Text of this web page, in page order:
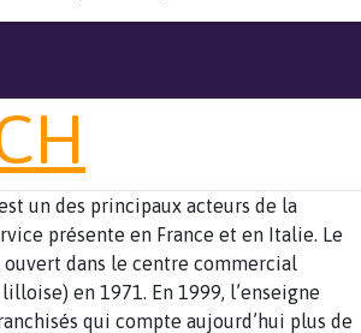
un des principaux acteurs de la
présente en France et en Italie. Le
dans le centre commercial
en 1971. En 1999, l’enseigne
qui compte aujourd’hui plus de